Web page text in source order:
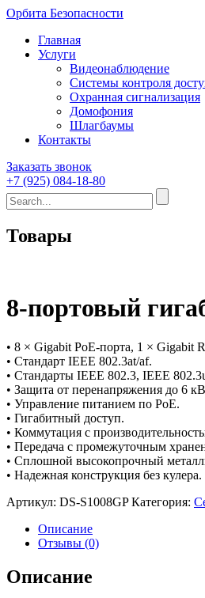
Орбита Безопасности
Главная
Услуги
Видеонаблюдение
Системы контроля
Охранная сигнализация
Домофония
Шлагбаумы
Контакты
Заказать звонок
+7 (925) 084-18-80
Товары
8-портовый
• 8 × Gigabit PoE-порта, 1 × Gigabit
• Стандарт IEEE 802.3at/af.
• Стандарты IEEE 802.3, IEEE
• Защита от перенапряжения до 6
• Управление питанием по PoE.
• Гигабитный доступ.
• Коммутация с
• Передача с промежуточным
• Сплошной высокопрочный
• Надежная конструкция без кулера.
Артикул: DS-S1008GPКатегория:
Описание
Отзывы (0)
Описание